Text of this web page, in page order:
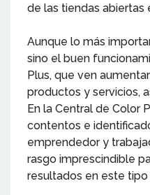
de las tiendas abiertas
Aunque lo más
sino el buen
Plus, que ven
productos y servicios,
En la Central de Color
contentos e
emprendedor y
rasgo imprescindible
resultados en este